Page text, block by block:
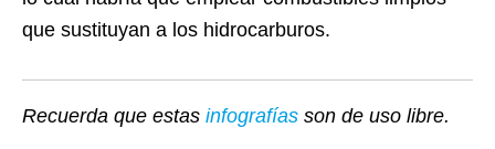
que sustituyan a los hidrocarburos.
Recuerda que estas infografías son de uso libre.